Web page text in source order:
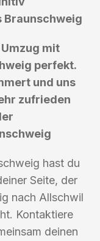
Braunschweig
Umzug mit
perfekt.
und uns
zufrieden
hast du
Seite, der
nach Allschwil
Kontaktiere
deinen